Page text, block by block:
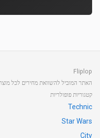
Fliplop
האתר המוביל להשוואת מחירים לכל
קטגוריות פופולריות
Technic
Star Wars
City